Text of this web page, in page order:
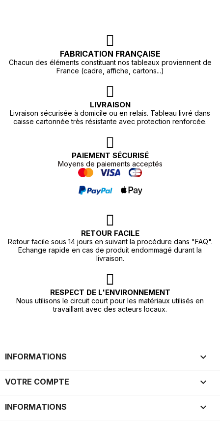
FABRICATION FRANÇAISE
Chacun des éléments constituant nos tableaux proviennent de
France (cadre, affiche, cartons...)
LIVRAISON
Livraison sécurisée à domicile ou en relais. Tableau livré dans
caisse cartonnée très résistante avec protection renforcée.
PAIEMENT SÉCURISÉ
Moyens de paiements acceptés
RETOUR FACILE
Retour facile sous 14 jours en suivant la procédure dans "FAQ".
Echange rapide en cas de produit endommagé durant la
livraison.
RESPECT DE L'ENVIRONNEMENT
Nous utilisons le circuit court pour les matériaux utilisés en
travaillant avec des acteurs locaux.
INFORMATIONS 
VOTRE COMPTE 
INFORMATIONS keyboard_arrow_down